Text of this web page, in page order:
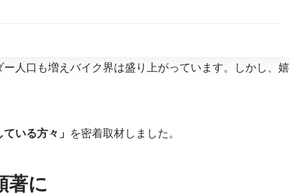
人口も増えバイク界は盛り上がっています。しかし、嬉
いる方々」 を密着取材しました。
著に